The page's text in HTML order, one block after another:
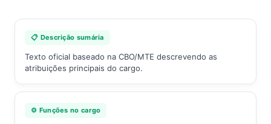
📋 Descrição sumária
Texto oficial baseado na CBO/MTE descrevendo as
atribuições principais do cargo.
⚙️ Funções no cargo